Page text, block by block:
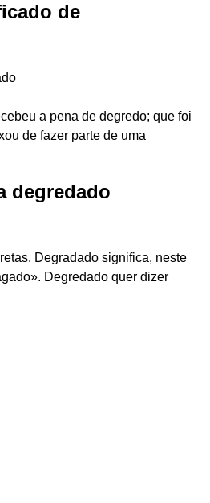
de
a pena de degredo; que foi
de fazer parte de uma
degredado
Degradado significa, neste
Degredado quer dizer